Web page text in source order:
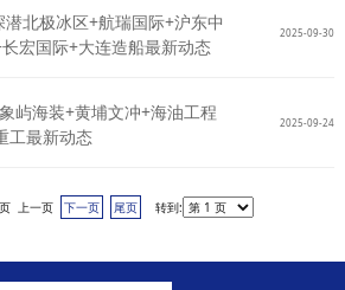
北极冰区+航瑞国际+沪东中
宏国际+大连造船最新动态
2025-09-30
屿海装+黄埔文冲+海油工程
工最新动态
2025-09-24
上一页 下一页 尾页 转到: